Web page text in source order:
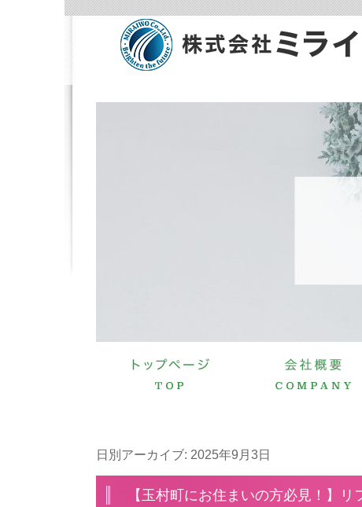
日別アーカイブ: 2025年9月3日
【玉村町にお住まいの方必見！】リ